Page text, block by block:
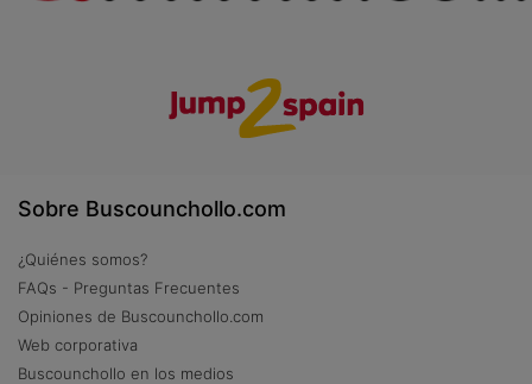
Sobre Buscounchollo.com
¿Quiénes somos?
FAQs - Preguntas Frecuentes
Opiniones de Buscounchollo.com
Web corporativa
Buscounchollo en los medios